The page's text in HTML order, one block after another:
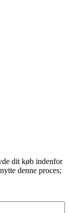
dit køb indenfor
denne proces;